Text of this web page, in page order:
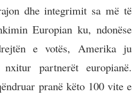
dhe integrimit sa më të
Europian ku, ndonëse
e votës, Amerika ju
partnerët europianë.
pranë këto 100 vite e